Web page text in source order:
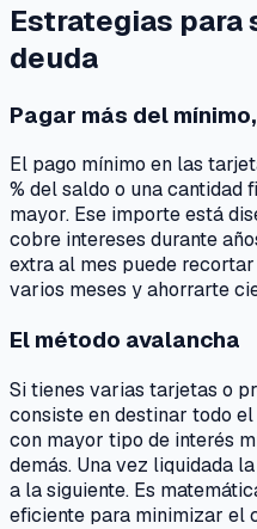
Estrategias para
deuda
Pagar más del
El pago mínimo en las
% del saldo o una cantidad
mayor. Ese importe está
cobre intereses durante
extra al mes puede
varios meses y ahorrarte
El método avalancha
Si tienes varias tarjetas o
consiste en destinar todo
con mayor tipo de interés
demás. Una vez liquidada
a la siguiente. Es
eficiente para minimizar el